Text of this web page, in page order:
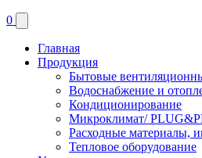
0
Главная
Продукция
Бытовые
Водоснабжение и
Кондиционирование
Микроклимат/
Расходные материалы,
Тепловое оборудование